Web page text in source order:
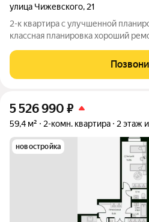
улица Чижевского, 21
2-к квартира с улучшенной
классная планировка хороший ремонт локация 10 из 10
присматривать за детьми и
квартире хороший ремонт, что
5 526 990 ₽
59,4 м² 2-комн. квартира 2 этаж
новостройка